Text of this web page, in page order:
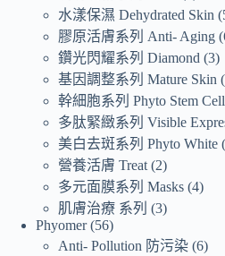
水漾保濕 Dehydrated Skin
膠原活膚系列 Anti- Aging
鑽光閃耀系列 Diamond 3
基因調整系列 Mature Skin
幹細胞系列 Phyto Stem Cell
多肽緊緻系列 Visible
美白去斑系列 Phyto White
營養活膚 Treat 2
多元面膜系列 Masks 4
肌膚治療 系列
3
Phyomer 56
Anti- Pollution 防污染 6